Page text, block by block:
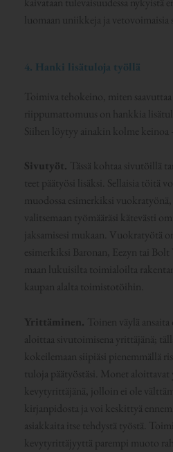
luomaan uniikkeja ja vetovoimaisia
4. Hanki lisätuloja työllä
Toimiva tehokeino, miten
riippumattomuus on hankkia
Siihen löytyy ainakin kolme
Sivutyöt. Tässä kohtaa sivutöillä
teet päätyösi lisäksi. Sellaisia töitä
muodossa esimerkiksi
valitsemaan työmääräsi kätevästi
jaksamisesi mukaan. Vuokratyötä
esimerkiksi Baronan, Eezyn tai Bolt
maan lukuisilta toimialoilta
kaupan alalta toimistotöihin.
Yrittäminen. Toinen väylä
aloittaa sivutoimisena yrittäjänä;
kokeilemaan siipiäsi pienemmällä
tuloja päätyöstäsi. Monet aloittavat
kevytyrittäjänä, jolloin ei ole
kirjanpidosta ja voi keskittyä
asiakkaita itse tehdystä työstä.
kevytyrittäjyyttä parempi muoto